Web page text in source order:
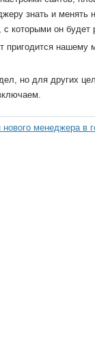
знать и менять
которыми он будет
пригодится
но для других